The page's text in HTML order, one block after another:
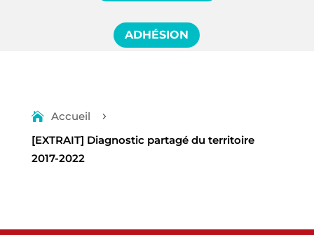
ADHÉSION
Accueil 5
[EXTRAIT] Diagnostic partagé du territoire
2017-2022